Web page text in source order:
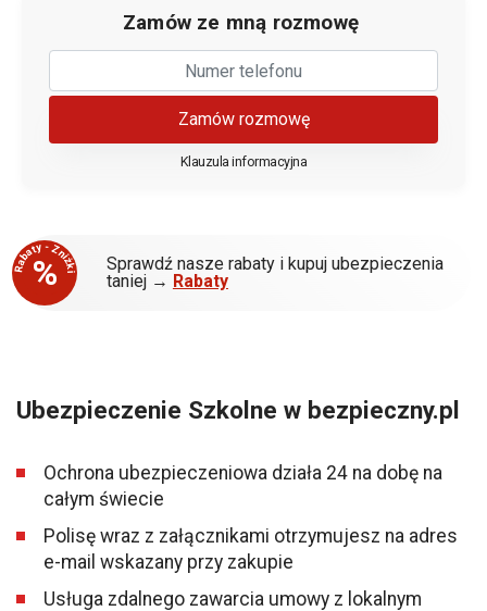
Zamów ze mną rozmowę
Zamów rozmowę
Klauzula informacyjna
%
Rabaty - Zniżki
Sprawdź nasze rabaty i kupuj ubezpieczenia
taniej → Rabaty
Ubezpieczenie Szkolne w bezpieczny.pl
Ochrona ubezpieczeniowa działa 24 na dobę na
całym świecie
Polisę wraz z załącznikami otrzymujesz na adres
e-mail wskazany przy zakupie
Usługa zdalnego zawarcia umowy z lokalnym